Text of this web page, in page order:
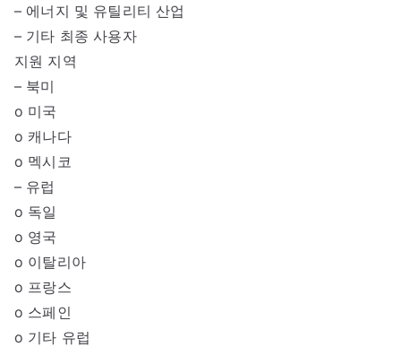
– 에너지 및 유틸리티 산업
– 기타 최종 사용자
지원 지역
– 북미
o 미국
o 캐나다
o 멕시코
– 유럽
o 독일
o 영국
o 이탈리아
o 프랑스
o 스페인
o 기타 유럽